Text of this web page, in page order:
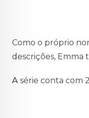
Como o próprio
descrições, Emma
A série conta com